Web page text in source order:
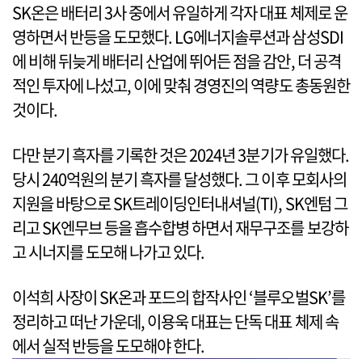
SK온은 배터리 3사 중에서 유일하게 각자 대표 체제로 운
영하면서 반등을 도모했다. LG에너지솔루션과 삼성SDI
에 비해 뒤늦게 배터리 산업에 뛰어든 점을 감안, 더 공격
적인 투자에 나섰고, 이에 맞춰 경영진의 역량도 총동원한
것이다.
다만 분기 흑자를 기록한 것은 2024년 3분기가 유일했다.
당시 240억원의 분기 흑자를 달성했다. 그 이후 모회사의
지원을 바탕으로 SK트레이딩인터내셔널(TI), SK엔텀 그
리고 SK엔무브 등을 흡수합병 하면서 재무구조를 보강하
고 시너지를 도모해 나가고 있다.
이석희 사장이 SK온과 포드의 합작사인 ‘블루오벌SK’를
정리하고 떠난 가운데, 이용욱 대표는 단독 대표 체제 속
에서 실적 반등을 도모해야 한다.